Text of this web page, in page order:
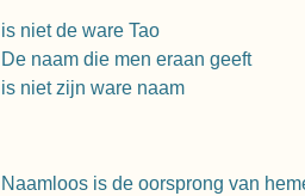
is niet de ware Tao
De naam die men eraan geeft
is niet zijn ware naam
Naamloos is de oorsprong van